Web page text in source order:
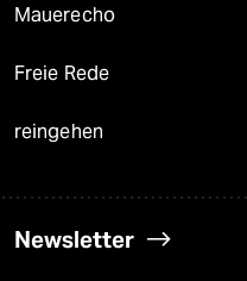
Mauerecho
Freie Rede
reingehen
Newsletter